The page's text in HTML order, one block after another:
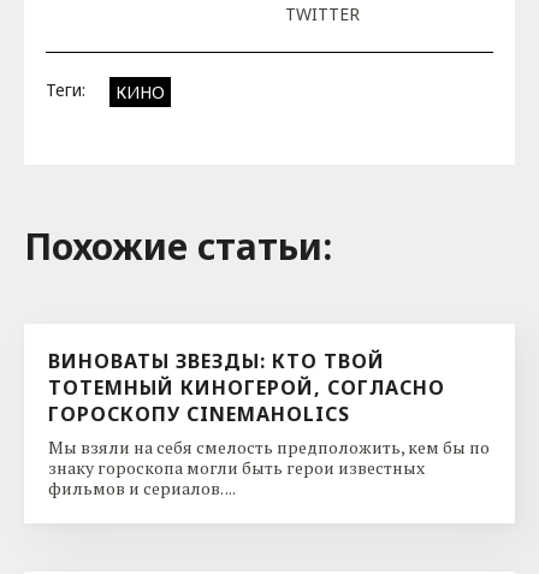
TWITTER
Теги: КИНО
Похожие cтатьи:
ВИНОВАТЫ ЗВЕЗДЫ: КТО ТВОЙ
ТОТЕМНЫЙ КИНОГЕРОЙ, СОГЛАСНО
ГОРОСКОПУ CINEMAHOLICS
Мы взяли на себя смелость предположить, кем бы по
знаку гороскопа могли быть герои известных
фильмов и сериалов. ...